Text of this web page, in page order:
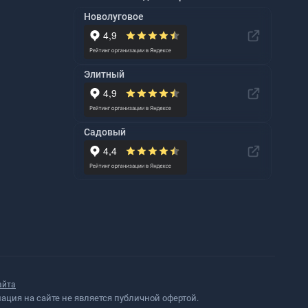
Новолуговое
Элитный
Садовый
на сайте не является публичной офертой.